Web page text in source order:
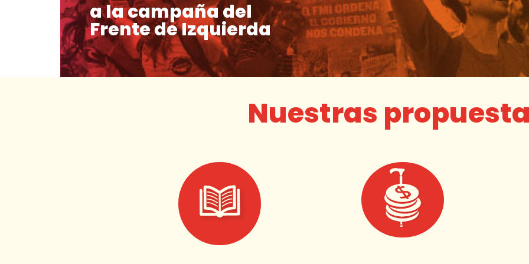
a la campaña del
Frente de Izquierda
Nuestras